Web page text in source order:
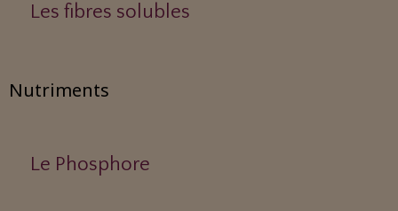
Les fibres solubles
Nutriments
Le Phosphore